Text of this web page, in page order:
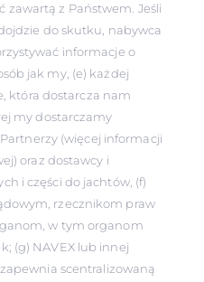
z Państwem. Jeśli
do skutku, nabywca
informacje o
jak my, (e) każdej
która dostarcza nam
my dostarczamy
(więcej informacji
oraz dostawcy i
i części do jachtów, (f)
rzecznikom praw
w tym organom
(g) NAVEX lub innej
scentralizowaną